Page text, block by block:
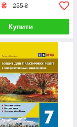
₴ 255 ₴
Купити